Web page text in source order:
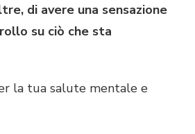
di avere una sensazione
su ciò che sta
la tua salute mentale e